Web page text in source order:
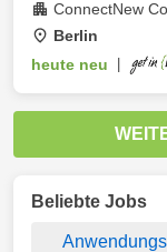
ConnectNew
Berlin
heute neu
Beliebte Jobs